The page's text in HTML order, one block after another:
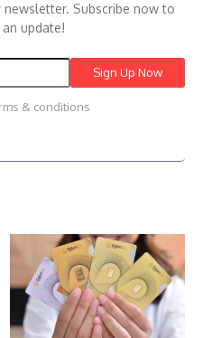
Subscribe now to
update!
& conditions